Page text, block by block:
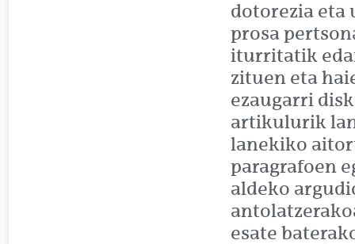
dotorezia eta
prosa
iturritatik
zituen eta
ezaugarri
artikulurik
lanekiko
paragrafoen
aldeko
esate